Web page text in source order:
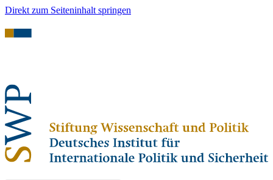
Direkt zum Seiteninhalt springen